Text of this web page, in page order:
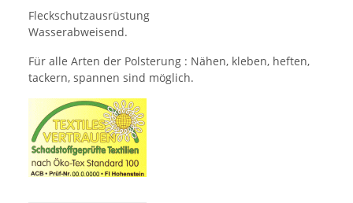
Fleckschutzausrüstung
Wasserabweisend.
Für alle Arten der Polsterung : Nähen, kleben, heften,
tackern, spannen sind möglich.